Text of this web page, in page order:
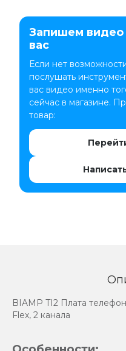
Запишем видео
вас
Если нет
послушать
вас видео именно
сейчас в магазине.
товар:
BIAMP TI2 Плата
Flex, 2 канала